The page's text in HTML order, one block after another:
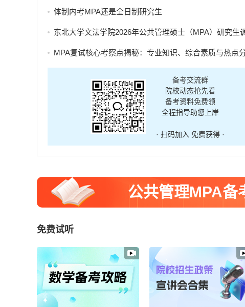
体制内考MPA还是全日制研究生
东北大学文法学院2026年公共管理硕士（MPA）研究生调剂工作办
MPA复试核心考察点揭秘：专业知识、综合素质与热点分析能
备考交流群
院校动态抢先看
备考资料免费领
全程指导助您上岸
· 扫码加入 免费获得 ·
公共管理MPA备
免费试听